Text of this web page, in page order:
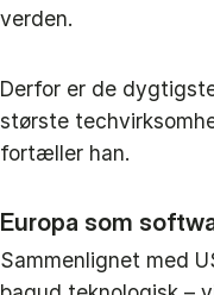
verden.
Derfor er de
største
fortæller han.
Europa som
Sammenlignet med